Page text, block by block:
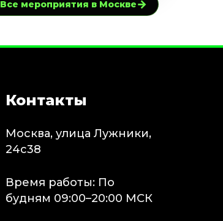
Все мероприятия в Москве→
Контакты
Москва, улица Лужники,
24с38
Время работы: По
будням 09:00–20:00 МСК